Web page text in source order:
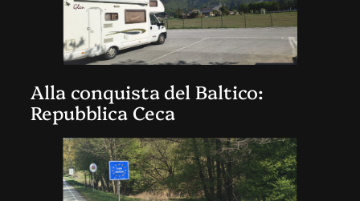
Alla conquista del Baltico:
Repubblica Ceca